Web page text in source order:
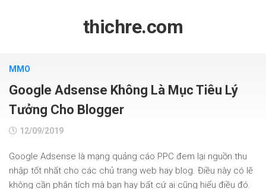
thichre.com
MMO
Google Adsense Không Là Mục Tiêu Lý
Tưởng Cho Blogger
12/09/2019
Google Adsense là mạng quảng cáo PPC đem lại nguồn thu
nhập tốt nhất cho các chủ trang web hay blog. Điều này có lẽ
không cần phân tích mà bạn hay bất cứ ai cũng hiểu điều đó.